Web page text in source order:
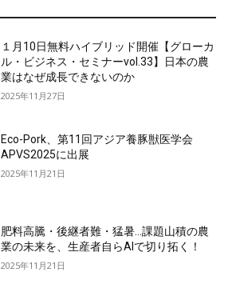
１月10日無料ハイブリッド開催【グローカ
ル・ビジネス・セミナーvol.33】日本の農
業はなぜ成長できないのか
2025年11月27日
Eco-Pork、第11回アジア養豚獣医学会
APVS2025に出展
2025年11月21日
肥料高騰・後継者難・猛暑…課題山積の農
業の未来を、生産者自らAIで切り拓く！
2025年11月21日